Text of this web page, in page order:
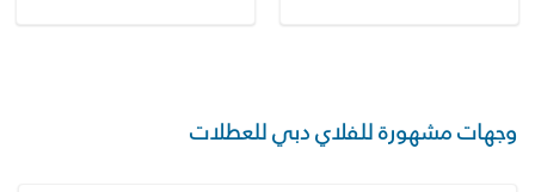
وجهات مشهورة للفلاي دبي للعطلات